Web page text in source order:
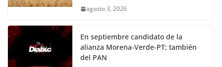
agosto 3, 2026
En septiembre candidato de la
alianza Morena-Verde-PT; también
del PAN